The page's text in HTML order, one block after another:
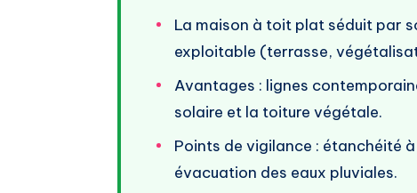
La maison à toit plat séduit par
exploitable (terrasse,
Avantages : lignes
solaire et la toiture végétale.
Points de vigilance : étanchéité
évacuation des eaux pluviales.